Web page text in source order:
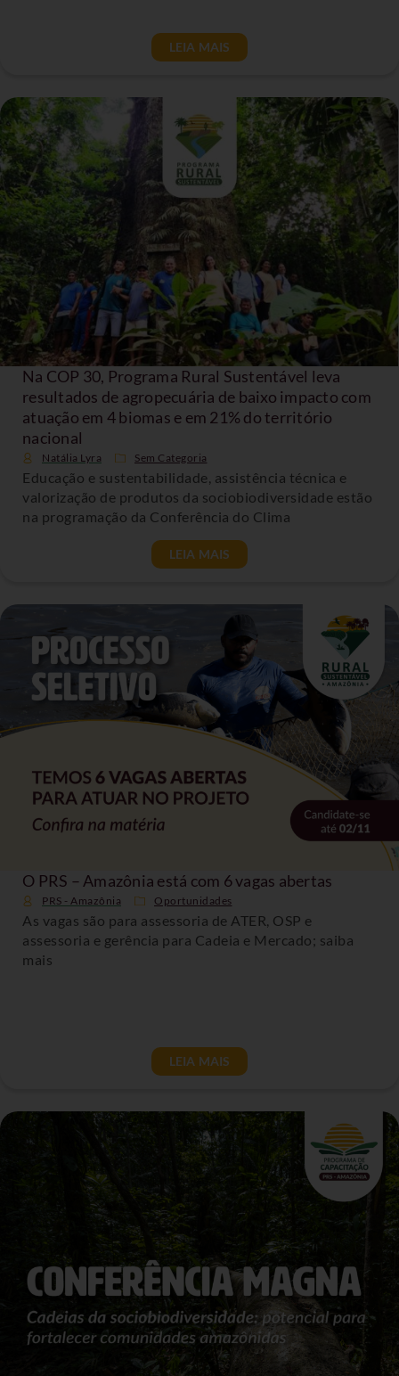
LEIA MAIS
Na COP 30, Programa Rural Sustentável leva
resultados de agropecuária de baixo impacto com
atuação em 4 biomas e em 21% do território
nacional
Natália Lyra Sem Categoria
Educação e sustentabilidade, assistência técnica e
valorização de produtos da sociobiodiversidade estão
na programação da Conferência do Clima
LEIA MAIS
O PRS – Amazônia está com 6 vagas abertas
PRS - Amazônia Oportunidades
As vagas são para assessoria de ATER, OSP e
assessoria e gerência para Cadeia e Mercado; saiba
mais
LEIA MAIS